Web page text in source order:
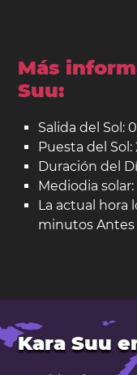
Más
Suu:
Salida del Sol:
Puesta del Sol:
Duración del
Mediodia solar:
La actual hora
minutos Antes
Kara Suu